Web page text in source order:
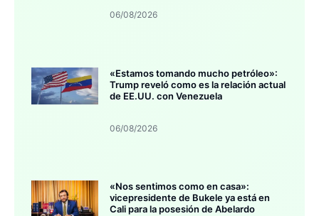
06/08/2026
«Estamos tomando mucho petróleo»:
Trump reveló como es la relación actual
de EE.UU. con Venezuela
06/08/2026
«Nos sentimos como en casa»:
vicepresidente de Bukele ya está en
Cali para la posesión de Abelardo